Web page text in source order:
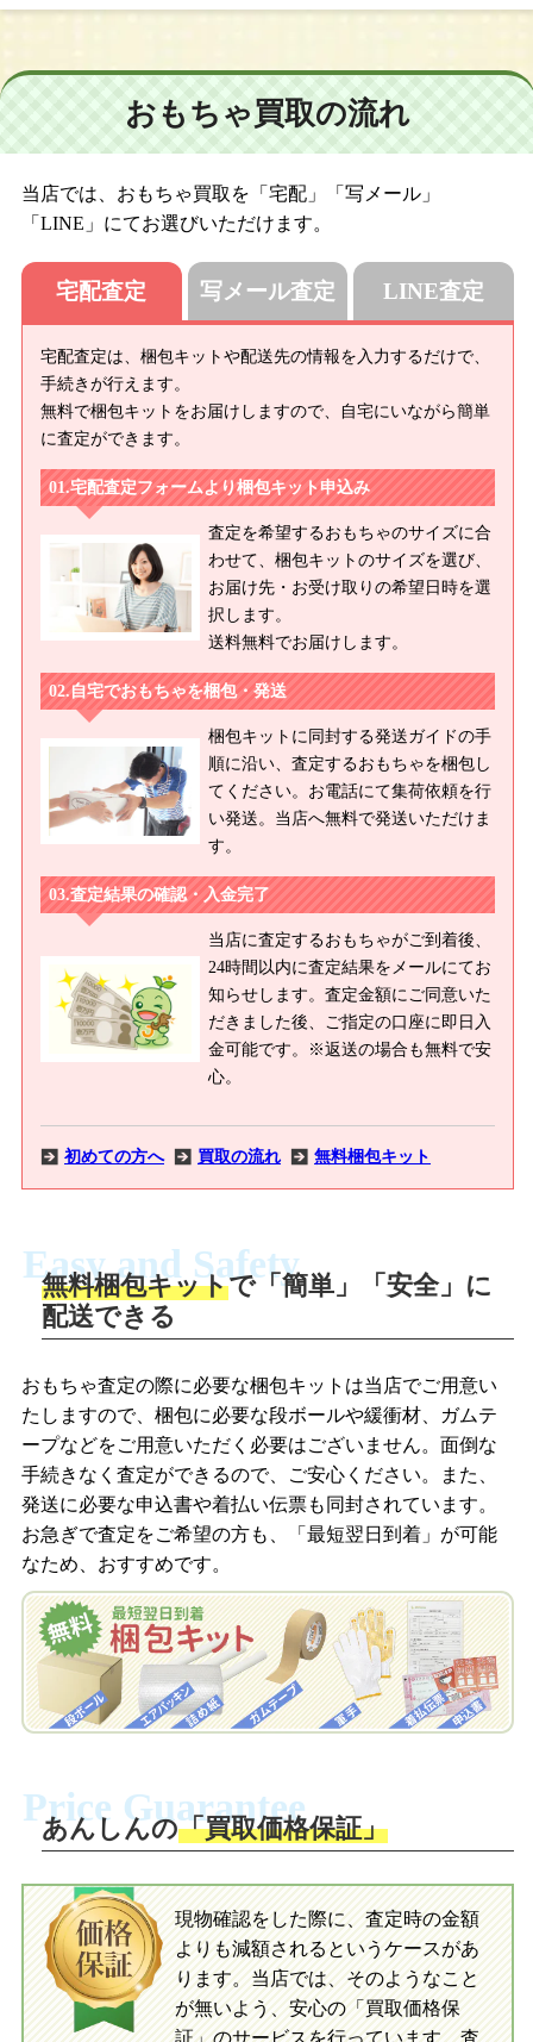
おもちゃ買取の流れ
当店では、おもちゃ買取を「宅配」「写メール」
「LINE」にてお選びいただけます。
宅配査定
宅配査定は、梱包キットや配送先の情報を入力するだけで、
手続きが行えます。
無料で梱包キットをお届けしますので、自宅にいながら簡単
に査定ができます。
宅配査定フォームより梱包キット申込み
査定を希望するおもちゃのサイズに合
わせて、梱包キットのサイズを選び、
お届け先・お受け取りの希望日時を選
択します。
送料無料でお届けします。
自宅でおもちゃを梱包・発送
梱包キットに同封する発送ガイドの手
順に沿い、査定するおもちゃを梱包し
てください。お電話にて集荷依頼を行
い発送。当店へ無料で発送いただけま
す。
査定結果の確認・入金完了
当店に査定するおもちゃがご到着後、
24時間以内に査定結果をメールにてお
知らせします。査定金額にご同意いた
だきました後、ご指定の口座に即日入
金可能です。※返送の場合も無料で安
心。
初めての方へ 買取の流れ 無料梱包キット
写メール査定
商品撮影
商品を撮影して、査定フォームから画像
を送信します。
梱包キットをメールで申し込み
査定結果をメールで確認し、梱包キット
を申し込みます。梱包キットは送料無料
でお届けします。
自宅でおもちゃを発送・梱包
梱包キットに同封する発送ガイドの手順
送。当店へ無料で発送いただけます。
入金完了
当店に査定したおもちゃがご到着後、ご
指定の口座に即日入金可能です。
LINE査定
LINEの友だち追加・査定画像を送信
「ジョニージョイLINE査定」を友だちに
追加し、スマートフォンなどのカメラで
撮影したおもちゃの写真をトーク中に送
信します。
梱包キットをLINEで申し込み
査定結果をLINEで確認し、梱包キットを
申し込みます。梱包キットは送料無料で
お届けします。
自宅でおもちゃを発送・梱包
ださい。お電話にて集荷依頼を行い発
送。当店へ無料で発送いただけます。
当店に査定したおもちゃがご到着後、ご
指定の口座に即日入金可能です。
Easy and Safety
無料梱包キットで「簡単」「安全」に
配送できる
おもちゃ査定の際に必要な梱包キットは当店でご用意い
たしますので、梱包に必要な段ボールや緩衝材、ガムテ
ープなどをご用意いただく必要はございません。面倒な
手続きなく査定ができるので、ご安心ください。また、
発送に必要な申込書や着払い伝票も同封されています。
お急ぎで査定をご希望の方も、「最短翌日到着」が可能
なため、おすすめです。
Price Guarantee
あんしんの「買取価格保証」
現物確認をした際に、査定時の金額
よりも減額されるというケースがあ
ります。当店では、そのようなこと
が無いよう、安心の「買取価格保